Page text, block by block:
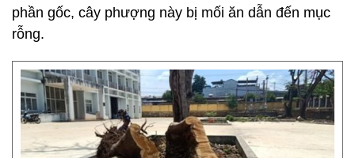
phần gốc, cây phượng này bị mối ăn dẫn đến mục
rỗng.